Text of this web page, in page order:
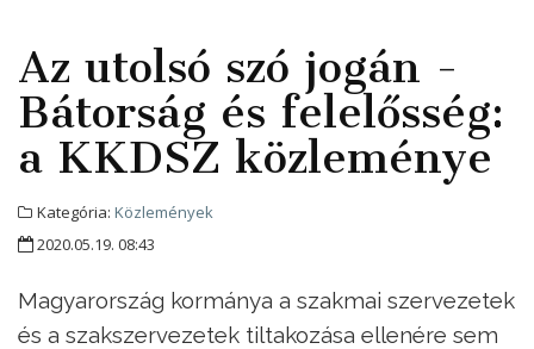
Az utolsó szó jogán -
Bátorság és felelősség:
a KKDSZ közleménye
Kategória: Közlemények
2020.05.19. 08:43
Magyarország kormánya a szakmai szervezetek
és a szakszervezetek tiltakozása ellenére sem